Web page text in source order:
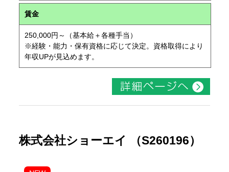
賃金
250,000円～（基本給＋各種手当）
※経験・能力・保有資格に応じて決定。資格取得により
年収UPが見込めます。
株式会社ショーエイ （S260196）